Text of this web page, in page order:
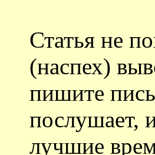
Статья не
(наспех)
пишите
послушает,
лучшие